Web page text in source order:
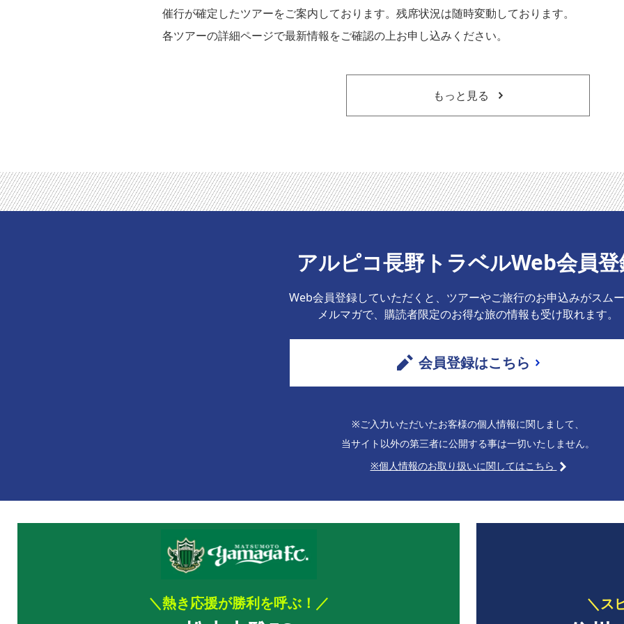
催行が確定したツアーをご案内しております。残席状況は随時変動しております。
各ツアーの詳細ページで最新情報をご確認の上お申し込みください。
もっと見る
アルピコ長野トラベルWeb会員登
Web会員登録していただくと、ツアーやご旅行のお申込みがスムー
メルマガで、購読者限定のお得な旅の情報も受け取れます。
会員登録はこちら
※ご入力いただいたお客様の個人情報に関しまして、
当サイト以外の第三者に公開する事は一切いたしません。
※個人情報のお取り扱いに関してはこちら
＼熱き応援が勝利を呼ぶ！／ ＼ス